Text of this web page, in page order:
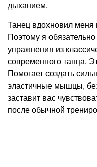
дыханием.
Танец вдохновил меня
Поэтому я
упражнения из
современного танца.
Помогает создать
эластичные мышцы,
заставит вас
после обычной